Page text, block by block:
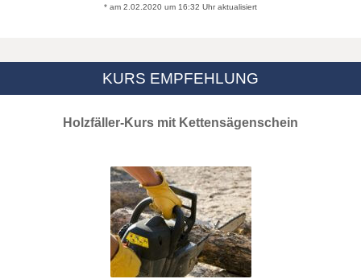
* am 2.02.2020 um 16:32 Uhr aktualisiert
KURS EMPFEHLUNG
Holzfäller-Kurs mit Kettensägenschein